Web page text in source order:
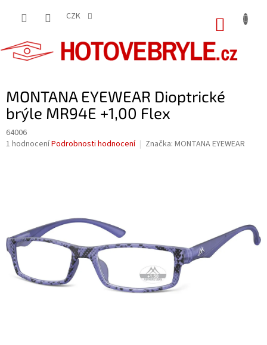
CZK
MONTANA EYEWEAR Dioptrické
brýle MR94E +1,00 Flex
64006
Průměrné
hvězdiček.
1 hodnoceníPodrobnosti hodnocení Značka: MONTANA EYEWEAR